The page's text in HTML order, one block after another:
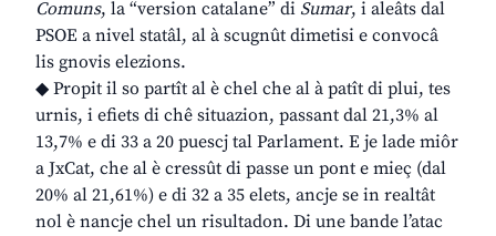
Comuns, la “version catalane” di Sumar, i aleâts dal
PSOE a nivel statâl, al à scugnût dimetisi e convocâ
lis gnovis elezions.
◆ Propit il so partît al è chel che al à patît di plui, tes
urnis, i efiets di chê situazion, passant dal 21,3% al
13,7% e di 33 a 20 puescj tal Parlament. E je lade miôr
a JxCat, che al è cressût di passe un pont e mieç (dal
20% al 21,61%) e di 32 a 35 elets, ancje se in realtât
nol è nancje chel un risultadon. Di une bande l’atac